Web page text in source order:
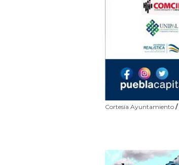
Cortesía Ayuntamiento /